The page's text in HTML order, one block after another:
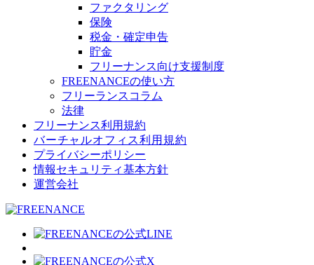
ファクタリング
保険
税金・確定申告
貯金
フリーナンス向け支援制度
FREENANCEの使い方
フリーランスコラム
法律
フリーナンス利用規約
バーチャルオフィス利用規約
プライバシーポリシー
情報セキュリティ基本方針
運営会社